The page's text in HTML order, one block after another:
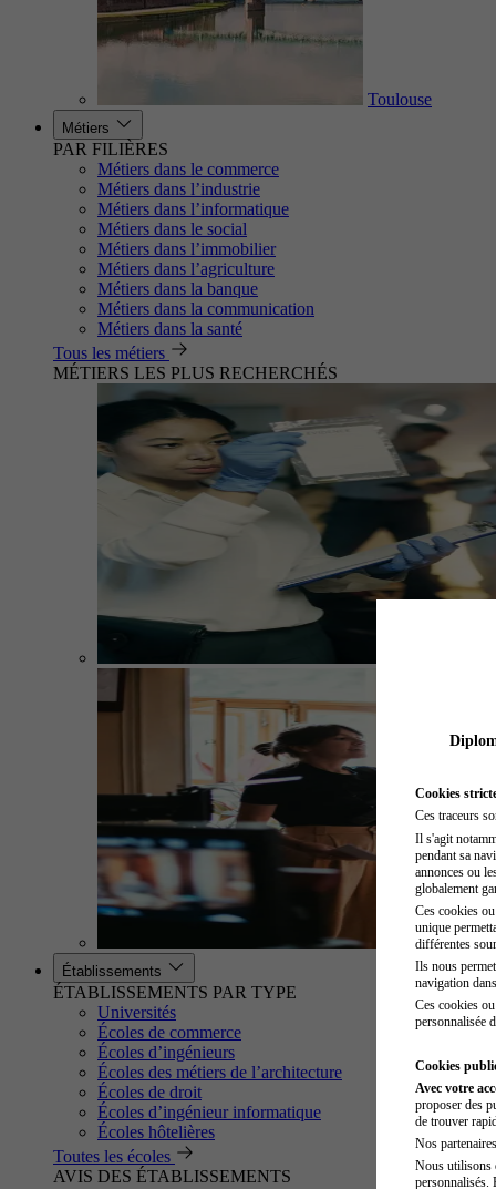
Toulouse
Métiers
PAR FILIÈRES
Métiers dans le commerce
Métiers dans l’industrie
Métiers dans l’informatique
Métiers dans le social
Métiers dans l’immobilier
Métiers dans l’agriculture
Métiers dans la banque
Métiers dans la communication
Métiers dans la santé
Tous les métiers
MÉTIERS LES PLUS RECHERCHÉS
Établissements
ÉTABLISSEMENTS PAR TYPE
Universités
Écoles de commerce
Écoles d’ingénieurs
Écoles des métiers de l’architecture
Écoles de droit
Écoles d’ingénieur informatique
Écoles hôtelières
Toutes les écoles
AVIS DES ÉTABLISSEMENTS
Cookies
Ces traceurs
Il s'agit
pendant sa
annonces ou
globalement
Ces cookies
unique
différentes
Ils nous
navigation
Ces cookies
personnalisée
Cookies
Avec votre
proposer des
de trouver
Nos
Nous utilisons
personnalisés.